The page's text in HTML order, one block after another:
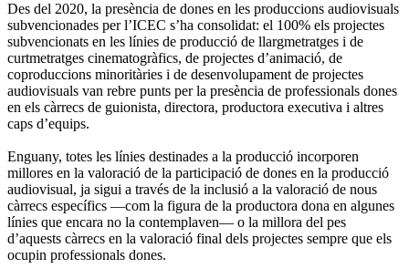
Des del 2020, la presència de dones en les produccions audiovisuals
subvencionades per l’ICEC s’ha consolidat: el 100% els projectes
subvencionats en les línies de producció de llargmetratges i de
curtmetratges cinematogràfics, de projectes d’animació, de
coproduccions minoritàries i de desenvolupament de projectes
audiovisuals van rebre punts per la presència de professionals dones
en els càrrecs de guionista, directora, productora executiva i altres
caps d’equips.
Enguany, totes les línies destinades a la producció incorporen
millores en la valoració de la participació de dones en la producció
audiovisual, ja sigui a través de la inclusió a la valoració de nous
càrrecs específics —com la figura de la productora dona en algunes
línies que encara no la contemplaven— o la millora del pes
d’aquests càrrecs en la valoració final dels projectes sempre que els
ocupin professionals dones.